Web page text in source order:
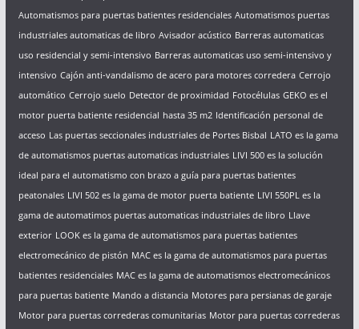
Automatismos para puertas batientes residenciales Automatismos puertas
industriales automaticas de libro Avisador acústico Barreras automaticas
uso residencial y semi-intensivo Barreras automaticas uso semi-intensivo y
intensivo Cajón anti-vandalismo de acero para motores corredera Cerrojo
automático Cerrojo suelo Detector de proximidad Fotocélulas GEKO es el
motor puerta batiente residencial hasta 35 m2 Identificación personal de
acceso Las puertas seccionales industriales de Portes Bisbal LATO es la gama
de automatismos puertas automaticas industriales LIVI 500 es la solución
ideal para el automatismo con brazo a guía para puertas batientes
peatonales LIVI 502 es la gama de motor puerta batiente LIVI 550PL es la
gama de automatimos puertas automaticas industriales de libro Llave
exterior LOOK es la gama de automatismos para puertas batientes
electromecánico de pistón MAC es la gama de automatismos para puertas
batientes residenciales MAC es la gama de automatismos electromecánicos
para puertas batiente Mando a distancia Motores para persianas de garaje
Motor para puertas correderas comunitarias Motor para puertas correderas